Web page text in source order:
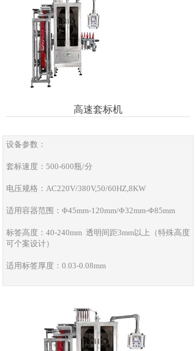
高速套标机
设备参数：
套标速度：500-600瓶/分
电压规格：AC220V/380V,50/60HZ,8KW
适用容器范围：Φ45mm-120mm/Φ32mm-Φ85mm
标签高度：40-240mm 透明间距3mm以上（特殊高度
可个案设计）
适用标签厚度：0.03-0.08mm